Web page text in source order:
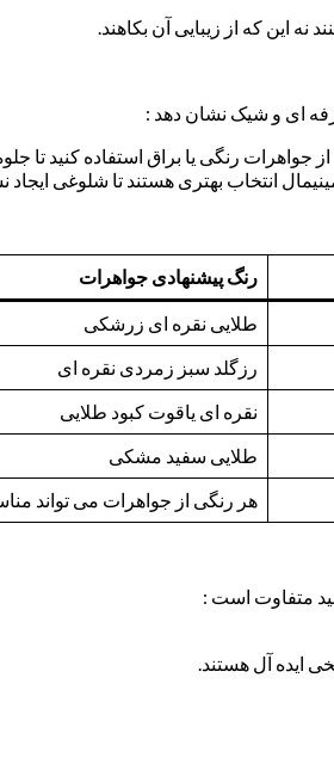
این که از زیبایی آن بکاهند.
ای و شیک نشان دهد :
رنگی یا براق استفاده کنید تا
انتخاب بهتری هستند تا شلوغی ایجاد
رنگ پیشنهادی جواهرات
طلایی نقره ای زرشکی
رزگلد سبز زمردی نقره ای
نقره ای یاقوت کبود طلایی
طلایی سفید مشکی
هر رنگی از جواهرات می تواند
متفاوت است :
ایده آل هستند.